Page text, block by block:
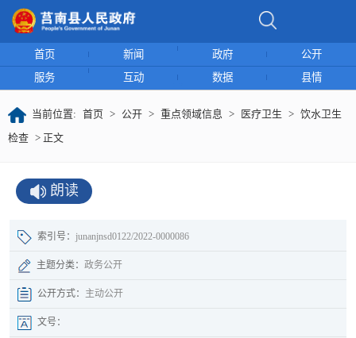
首页 新闻 政府
公开
服务
互动 数据 县情
当前位置: 首页 > 公开 > 重点领域信息 > 医疗卫生 > 饮水卫生
检查 > 正文
朗读
索引号： junanjnsd0122/2022-0000086
主题分类： 政务公开
公开方式： 主动公开
文号：